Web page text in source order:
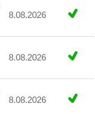
8.08.2026
8.08.2026
8.08.2026